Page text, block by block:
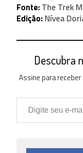
Fonte:The Trek
Edição:Nívea
Descubra
Assine para
Digite seu e-mail…